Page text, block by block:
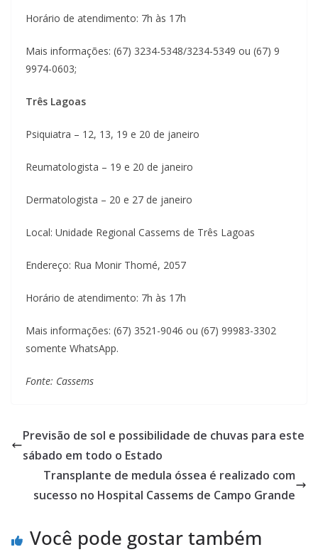
Horário de atendimento: 7h às 17h
Mais informações: (67) 3234-5348/3234-5349 ou (67) 9
9974-0603;
Três Lagoas
Psiquiatra – 12, 13, 19 e 20 de janeiro
Reumatologista – 19 e 20 de janeiro
Dermatologista – 20 e 27 de janeiro
Local: Unidade Regional Cassems de Três Lagoas
Endereço: Rua Monir Thomé, 2057
Horário de atendimento: 7h às 17h
Mais informações: (67) 3521-9046 ou (67) 99983-3302
somente WhatsApp.
Fonte: Cassems
Previsão de sol e possibilidade de chuvas para este
sábado em todo o Estado
Transplante de medula óssea é realizado com
sucesso no Hospital Cassems de Campo Grande
Você pode gostar também